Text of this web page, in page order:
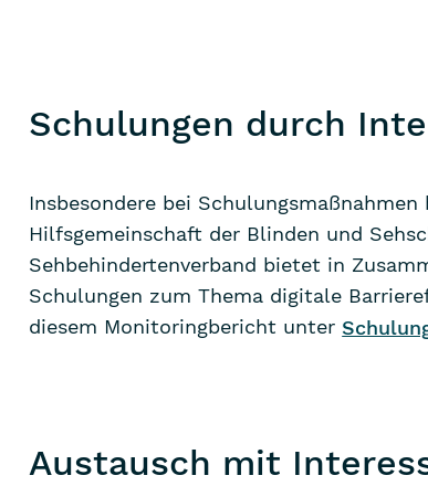
Schulungen durch
Insbesondere bei
Hilfsgemeinschaft der Blinden und
Sehbehindertenverband bietet in
Schulungen zum Thema digitale
diesem Monitoringbericht unter
Austausch mit